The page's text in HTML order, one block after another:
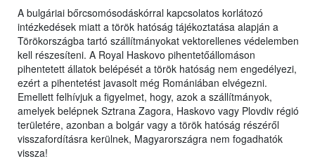
A bulgáriai bőrcsomósodáskórral kapcsolatos korlátozó
intézkedések miatt a török hatóság tájékoztatása alapján a
Törökországba tartó szállítmányokat vektorellenes védelemben
kell részesíteni. A Royal Haskovo pihentetőállomáson
pihentetett állatok belépését a török hatóság nem engedélyezi,
ezért a pihentetést javasolt még Romániában elvégezni.
Emellett felhívjuk a figyelmet, hogy, azok a szállítmányok,
amelyek belépnek Sztrana Zagora, Haskovo vagy Plovdiv régió
területére, azonban a bolgár vagy a török hatóság részéről
visszafordításra kerülnek, Magyarországra nem fogadhatók
vissza!